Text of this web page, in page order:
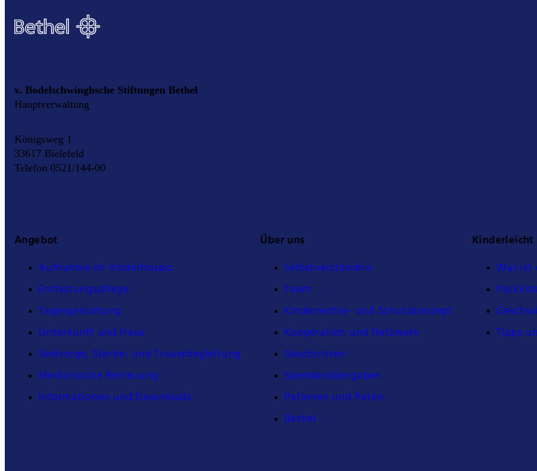
v. Bodelschwinghsche Stiftungen Bethel
Hauptverwaltung
Königsweg 1
33617 Bielefeld
Telefon 0521/144-00
Angebot
Aufnahme im Kinderhospiz
Entlastungspflege
Tagesgestaltung
Unterkunft und Haus
Seelsorge, Sterbe- und Trauerbegleitung
Medizinische Betreuung
Informationen und Downloads
Über uns
Selbstverständnis
Team
Kinderrechte- und Schutzkonzept
Kooperation und Netzwerk
Geschichten
Spendenübergaben
Patinnen und Paten
Bethel
Kinderleicht
Was ist
Tipps